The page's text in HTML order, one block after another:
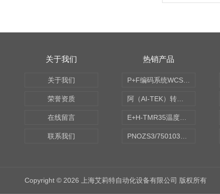
关于我们
关于我们
荣誉资质
在线留言
联系我们
热销产品
Copyright © 2026 上海艾莉特自动化设备有限公司 版权所有